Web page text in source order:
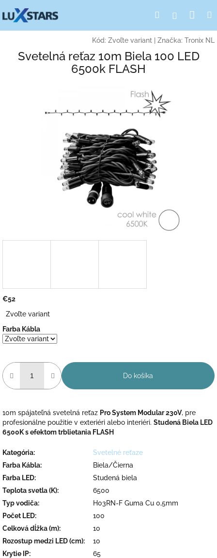
na
obsah
Hľadať
Kód: Zvoľte variant Značka: Tronix NL
Svetelná reťaz 10m Biela 100 LED
6500k FLASH
€52
cena:
Zvoľte variant
Farba Kábla
Do košíka
10m spájateľná svetelná reťaz Pro System Modular 230V, pre
profesionálne použitie v exteriéri alebo interiéri. Studená Biela LED
6500K s efektom trblietania FLASH
Kategória:
Svetelné reťaze
Farba Kábla:
Biela/Čierna
Farba LED:
Studená biela
Teplota svetla (K):
6500
Typ vodiča:
H03RN-F Guma Cu 0,5mm
Počet LED:
100
Celková dĺžka (m):
10
Rozostup medzi LED (cm):
10
Krytie IP:
65